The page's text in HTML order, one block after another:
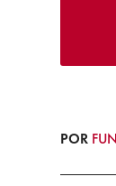
POR